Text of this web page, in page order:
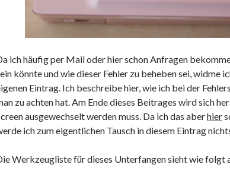
ich häufig per Mail oder hier schon Anfragen
könnte und wie dieser Fehler zu beheben sei, widme
Eintrag. Ich beschreibe hier, wie ich bei der
zu achten hat. Am Ende dieses Beitrages wird sich
ausgewechselt werden muss. Da ich das aberhier
ich zum eigentlichen Tausch in diesem Eintrag
Werkzeugliste für dieses Unterfangen sieht wie folgt